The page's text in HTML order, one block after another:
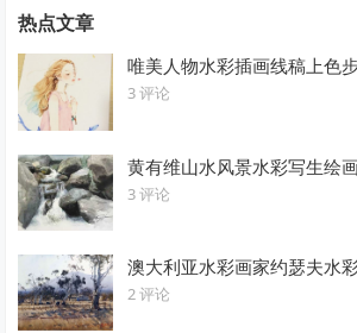
热点文章
唯美人物水彩插画线稿上色
3 评论
黄有维山水风景水彩写生绘
3 评论
澳大利亚水彩画家约瑟夫水
2 评论